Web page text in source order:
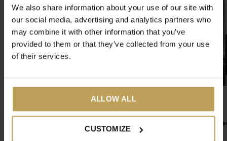
We also share information about your use of our site with
our social media, advertising and analytics partners who
may combine it with other information that you’ve
provided to them or that they’ve collected from your use
of their services.
ALLOW ALL
CUSTOMIZE
Berry Love Teekanne
Für heißen und